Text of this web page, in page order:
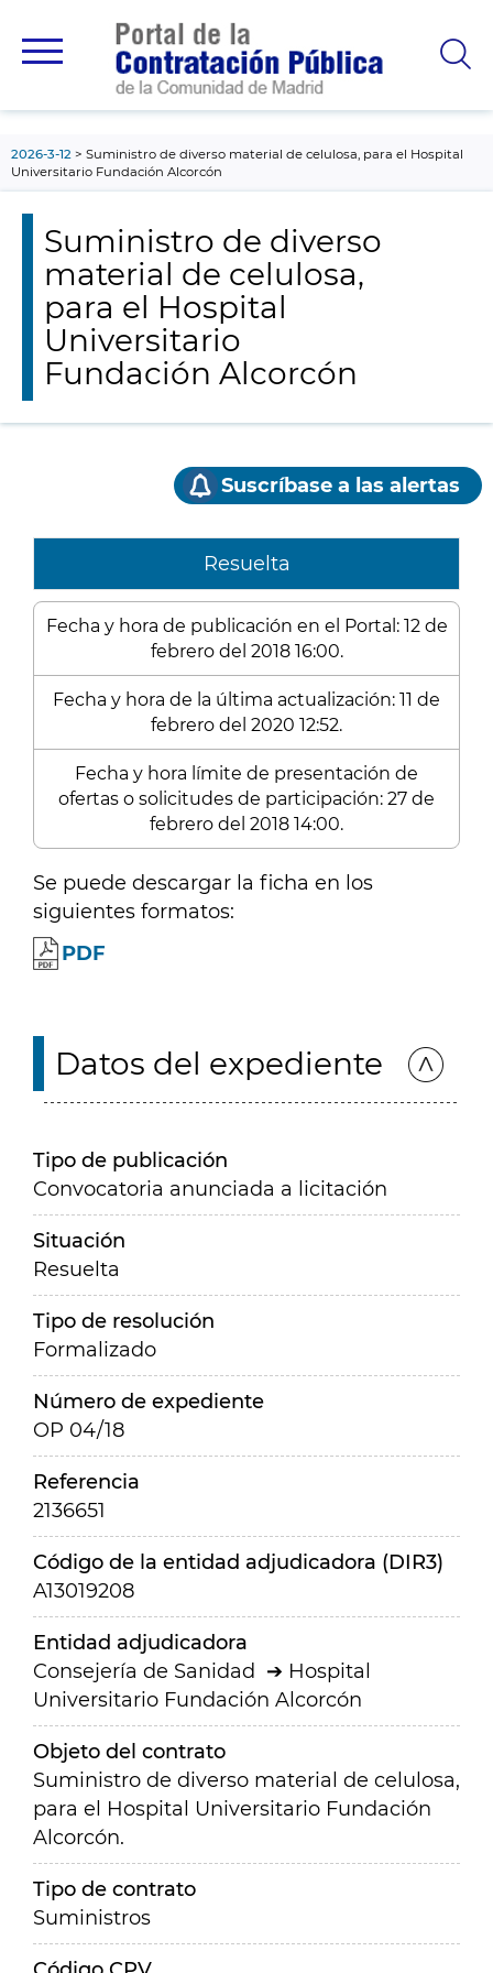
principal
2026-3-12
Suministro de diverso material de celulosa, para el Hospital
Universitario Fundación Alcorcón
Suministro de diverso
material de celulosa,
para el Hospital
Universitario
Fundación Alcorcón
Suscríbase a las alertas
Resuelta
Fecha y hora de publicación en el Portal: 12 de
febrero del 2018 16:00.
Fecha y hora de la última actualización: 11 de
febrero del 2020 12:52.
Fecha y hora límite de presentación de
ofertas o solicitudes de participación: 27 de
febrero del 2018 14:00.
Se puede descargar la ficha en los
siguientes formatos:
PDF
Datos del expediente
Tipo de publicación
Convocatoria anunciada a licitación
Situación
Resuelta
Tipo de resolución
Formalizado
Número de expediente
OP 04/18
Referencia
2136651
Código de la entidad adjudicadora (DIR3)
A13019208
Entidad adjudicadora
Consejería de Sanidad
Hospital
Universitario Fundación Alcorcón
Objeto del contrato
Suministro de diverso material de celulosa,
para el Hospital Universitario Fundación
Alcorcón.
Tipo de contrato
Suministros